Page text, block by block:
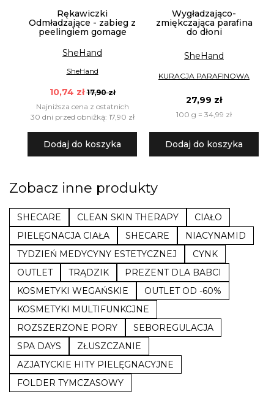
Rękawiczki
Odmładzające - zabieg z
peelingiem gomage
SheHand
SheHand
10,74 zł 17,90 zł
Najniższa cena z ostatnich
30 dni przed obniżką: 17,90 zł
Dodaj do koszyka
Wygładzająco-
zmiękczająca parafina
do dłoni
SheHand
KURACJA PARAFINOWA
27,99 zł
100 g = 34,99 zł
Dodaj do koszyka
Zobacz inne produkty
SHECARE CLEAN SKIN THERAPY
CIAŁO
PIELĘGNACJA CIAŁA
SHECARE
NIACYNAMID
TYDZIEŃ MEDYCYNY ESTETYCZNEJ
CYNK
OUTLET
TRĄDZIK
PREZENT DLA BABCI
KOSMETYKI WEGAŃSKIE
OUTLET OD -60%
KOSMETYKI MULTIFUNKCJNE
ROZSZERZONE PORY
SEBOREGULACJA
SPA DAYS
ZŁUSZCZANIE
AZJATYCKIE HITY PIELĘGNACYJNE
FOLDER TYMCZASOWY